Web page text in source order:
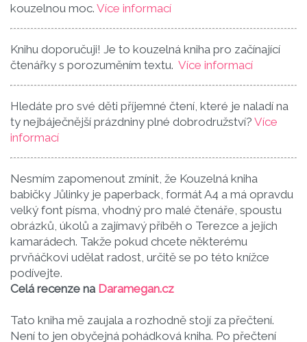
kouzelnou moc. Více informací
Knihu doporučuji! Je to kouzelná kniha pro začínající
čtenářky s porozuměním textu. Více informací
Hledáte pro své děti příjemné čtení, které je naladí na
ty nejbáječnější prázdniny plné dobrodružství? Více
informací
Nesmím zapomenout zmínit, že Kouzelná kniha
babičky Jůlinky je paperback, formát A4 a má opravdu
velký font písma, vhodný pro malé čtenáře, spoustu
obrázků, úkolů a zajímavý příběh o Terezce a jejích
kamarádech. Takže pokud chcete některému
prvňáčkovi udělat radost, určitě se po této knížce
podívejte.
Celá recenze na Daramegan.cz
Tato kniha mě zaujala a rozhodně stojí za přečtení.
Není to jen obyčejná pohádková kniha. Po přečtení